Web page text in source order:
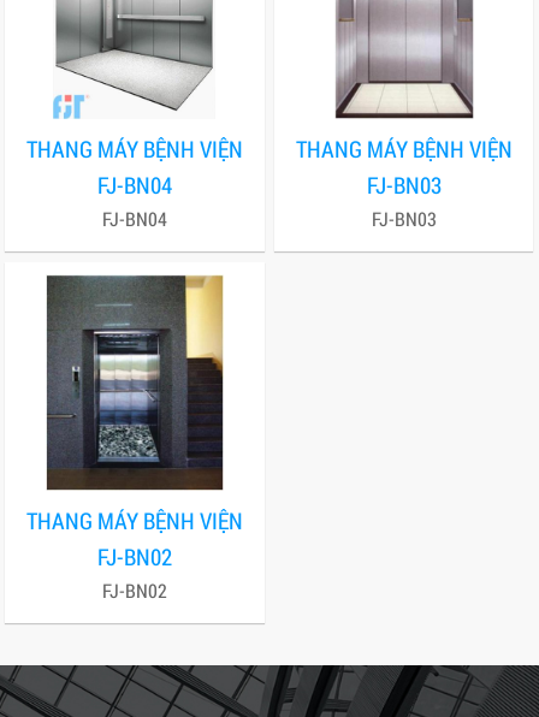
THANG MÁY BỆNH VIỆN
FJ-BN04
FJ-BN04
THANG MÁY BỆNH VIỆN
FJ-BN03
FJ-BN03
THANG MÁY BỆNH VIỆN
FJ-BN02
FJ-BN02